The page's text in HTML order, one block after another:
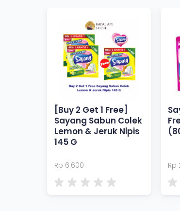
[Buy 2 Get 1 Free]
Sayang Sabun Colek
Lemon & Jeruk Nipis
145 G
Rp 6.600 Rp